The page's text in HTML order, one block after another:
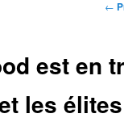
←
est en
les élites